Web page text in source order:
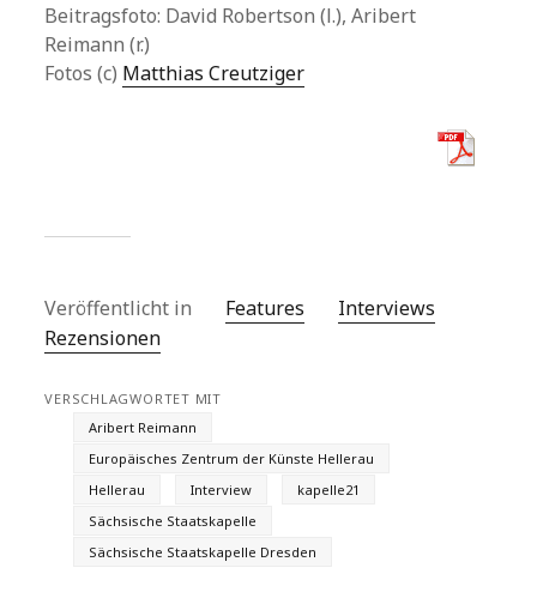
Beitragsfoto: David Robertson (l.), Aribert
Reimann (r.)
Fotos (c) Matthias Creutziger
Veröffentlicht in Features
Interviews
Rezensionen
VERSCHLAGWORTET MIT
Aribert Reimann
Europäisches Zentrum der Künste Hellerau
Hellerau
Interview
kapelle21
Sächsische Staatskapelle
Sächsische Staatskapelle Dresden